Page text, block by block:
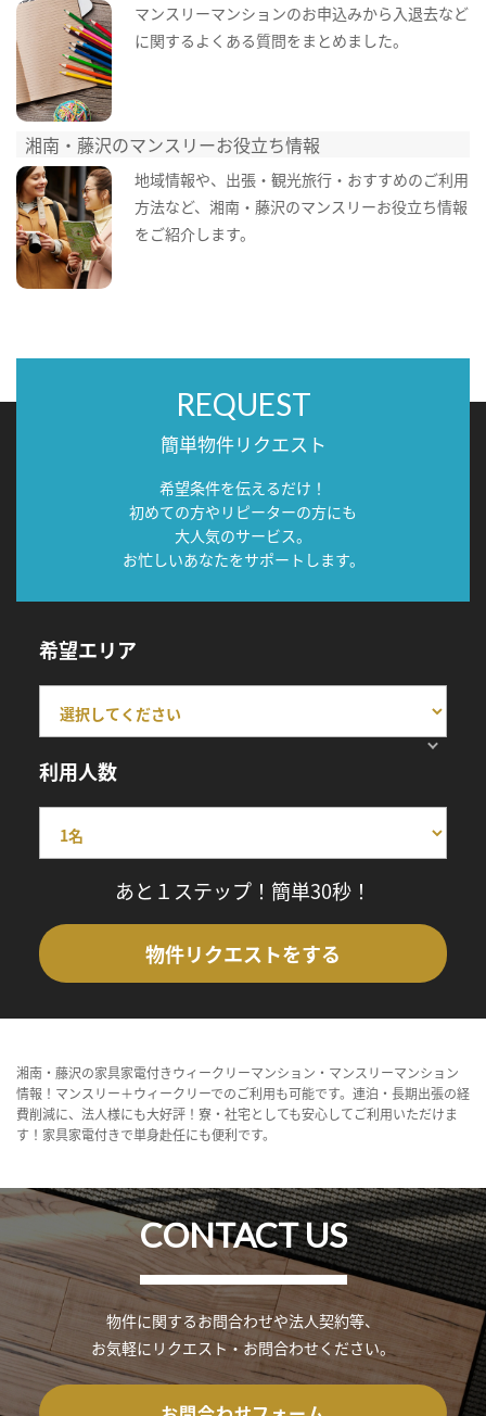
マンスリーマンションのお申込みから入退去など
に関するよくある質問をまとめました。
湘南・藤沢のマンスリーお役立ち情報
地域情報や、出張・観光旅行・おすすめのご利用
方法など、湘南・藤沢のマンスリーお役立ち情報
をご紹介します。
REQUEST
簡単物件リクエスト
希望条件を伝えるだけ！
初めての方やリピーターの方にも
大人気のサービス。
お忙しいあなたをサポートします。
希望エリア
利用人数
あと１ステップ！簡単30秒！
物件リクエストをする
湘南・藤沢の家具家電付きウィークリーマンション・マンスリーマンション
情報！マンスリー＋ウィークリーでのご利用も可能です。連泊・長期出張の経
費削減に、法人様にも大好評！寮・社宅としても安心してご利用いただけま
す！家具家電付きで単身赴任にも便利です。
CONTACT US
物件に関するお問合わせや法人契約等、
お気軽にリクエスト・お問合わせください。